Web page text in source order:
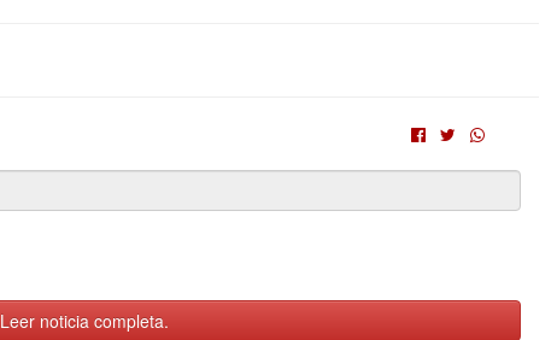
Leer noticia completa.